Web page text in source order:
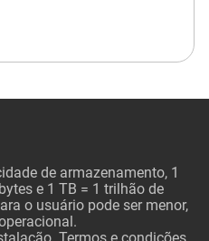
de armazenamento, 1
e 1 TB = 1 trilhão de
o usuário pode ser menor,